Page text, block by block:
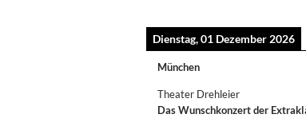
Dienstag, 01 Dezember 2026
München
Theater Drehleier
Das Wunschkonzert der